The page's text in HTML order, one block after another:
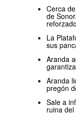
Cerca
de
reforzado
La
sus
Aranda
Aranda
pregón
Sale a
ruina